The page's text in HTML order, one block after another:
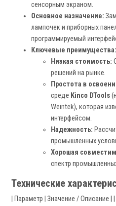
сенсорным экраном.
Основное назначение:
лампочек и приборных
программируемый
Ключевые преимущества:
Низкая стоимость:
решений на рынке.
Простота в
среде Kinco DTools
Weintek), которая
интерфейсом.
Надежность:
промышленных
Хорошая
спектр
Технические
| Параметр | Значение / Описание | |